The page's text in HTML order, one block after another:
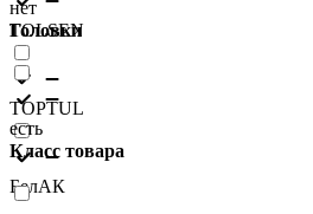
TOLSEN
TOPTUL
БелАК
нет
Головки
есть
Класс товара